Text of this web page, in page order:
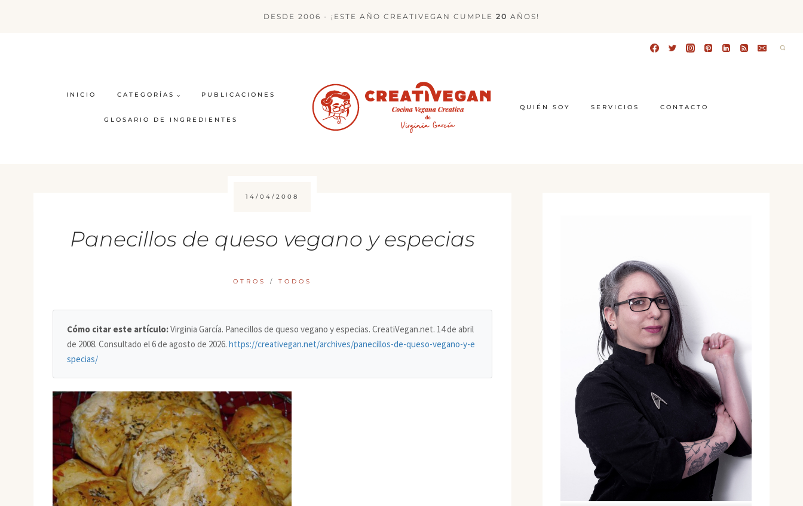
DESDE 2006 - ¡ESTE AÑO CREATIVEGAN CUMPLE 20 AÑOS!
INICIO CATEGORÍAS PUBLICACIONES
GLOSARIO DE INGREDIENTES
QUIÉN SOY SERVICIOS CONTACTO
14/04/2008
Panecillos de queso vegano y especias
OTROS / TODOS
Cómo citar este artículo:Virginia García. Panecillos de queso vegano y especias. CreatiVegan.net. 14 de abril
de 2008. Consultado el6 de agosto de 2026. https://creativegan.net/archives/panecillos-de-queso-vegano-y-e
specias/